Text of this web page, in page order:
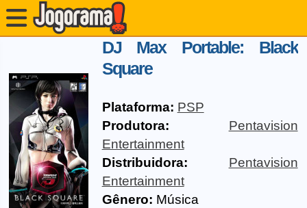
DJ Max Portable: Black
Square
Plataforma: PSP
Produtora:
Pentavision
Entertainment
Distribuidora:
Pentavision
Entertainment
Gênero: Música